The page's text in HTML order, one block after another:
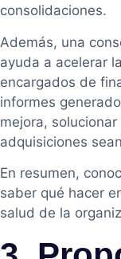
consolidaciones.
Además, una
ayuda a acelerar
encargados de
informes
mejora,
adquisiciones
En resumen,
saber qué hacer
salud de la